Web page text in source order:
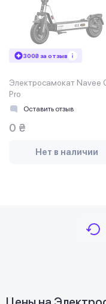
300₴ за отзыв
Электросамокат Navee
Pro
Оставить отзыв
0 ₴
Нет в наличии